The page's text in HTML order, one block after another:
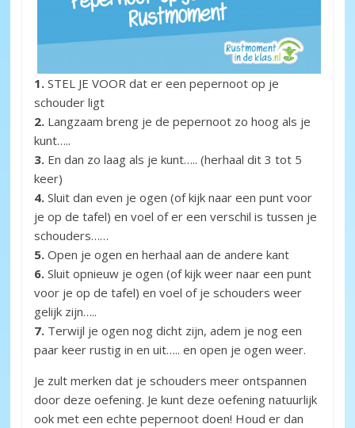
1. STEL JE VOOR dat er een pepernoot op je
schouder ligt
2. Langzaam breng je de pepernoot zo hoog als je
kunt…..
3. En dan zo laag als je kunt….. (herhaal dit 3 tot 5
keer)
4. Sluit dan even je ogen (of kijk naar een punt voor
je op de tafel) en voel of er een verschil is tussen je
schouders……
5. Open je ogen en herhaal aan de andere kant
6. Sluit opnieuw je ogen (of kijk weer naar een punt
voor je op de tafel) en voel of je schouders weer
gelijk zijn…..
7. Terwijl je ogen nog dicht zijn, adem je nog een
paar keer rustig in en uit….. en open je ogen weer.
Je zult merken dat je schouders meer ontspannen
door deze oefening. Je kunt deze oefening natuurlijk
ook met een echte pepernoot doen! Houd er dan